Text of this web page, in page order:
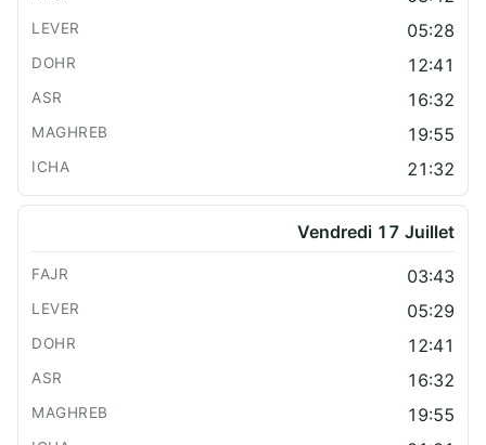
05:28
12:41
16:32
19:55
21:32
Vendredi 17 Juillet
03:43
05:29
12:41
16:32
19:55